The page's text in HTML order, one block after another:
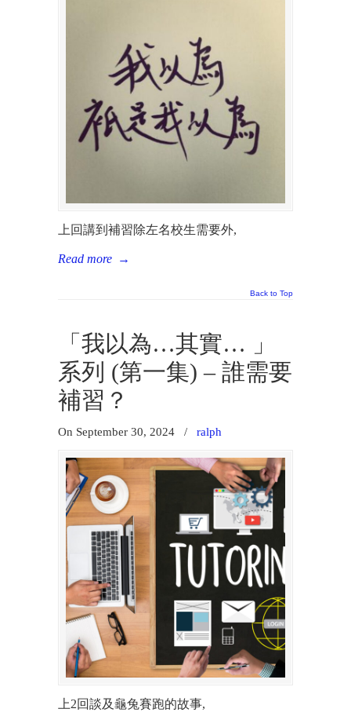
上回講到補習除左名校生需要外,
Read more →
Back to Top
「我以為…其實… 」
系列 (第一集) – 誰需要
補習？
On September 30, 2024 / ralph
上2回談及龜兔賽跑的故事,